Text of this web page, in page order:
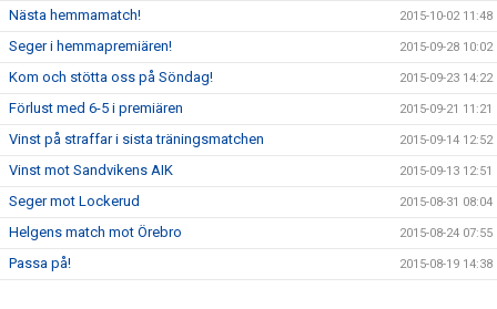
Nästa hemmamatch! 2015-10-02 11:48
Seger i hemmapremiären! 2015-09-28 10:02
Kom och stötta oss på Söndag! 2015-09-23 14:22
Förlust med 6-5 i premiären 2015-09-21 11:21
Vinst på straffar i sista träningsmatchen 2015-09-14 12:52
Vinst mot Sandvikens AIK 2015-09-13 12:51
Seger mot Lockerud 2015-08-31 08:04
Helgens match mot Örebro 2015-08-24 07:55
Passa på! 2015-08-19 14:38